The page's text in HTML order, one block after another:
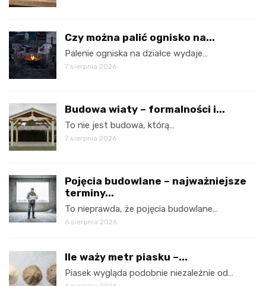
Czy można palić ognisko na...
Palenie ogniska na działce wydaje…
7 sierpnia 2026
Budowa wiaty – formalności i...
To nie jest budowa, którą…
7 sierpnia 2026
Pojęcia budowlane – najważniejsze
terminy...
To nieprawda, że pojęcia budowlane…
6 sierpnia 2026
Ile waży metr piasku –...
Piasek wygląda podobnie niezależnie od…